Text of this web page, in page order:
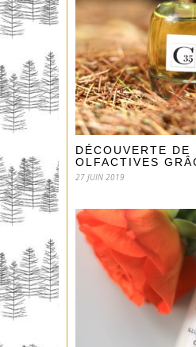
DÉCOUVERTE DE
OLFACTIVES
27 JUIN 2019